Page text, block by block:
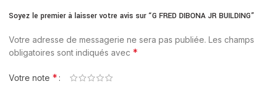
Soyez le premier à laisser votre avis sur “G FRED DIBONA JR BUILDING”
Votre adresse de messagerie ne sera pas publiée. Les champs
obligatoires sont indiqués avec *
Votre note *